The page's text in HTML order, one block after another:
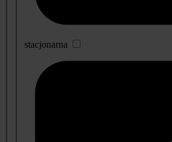
stacjonarna